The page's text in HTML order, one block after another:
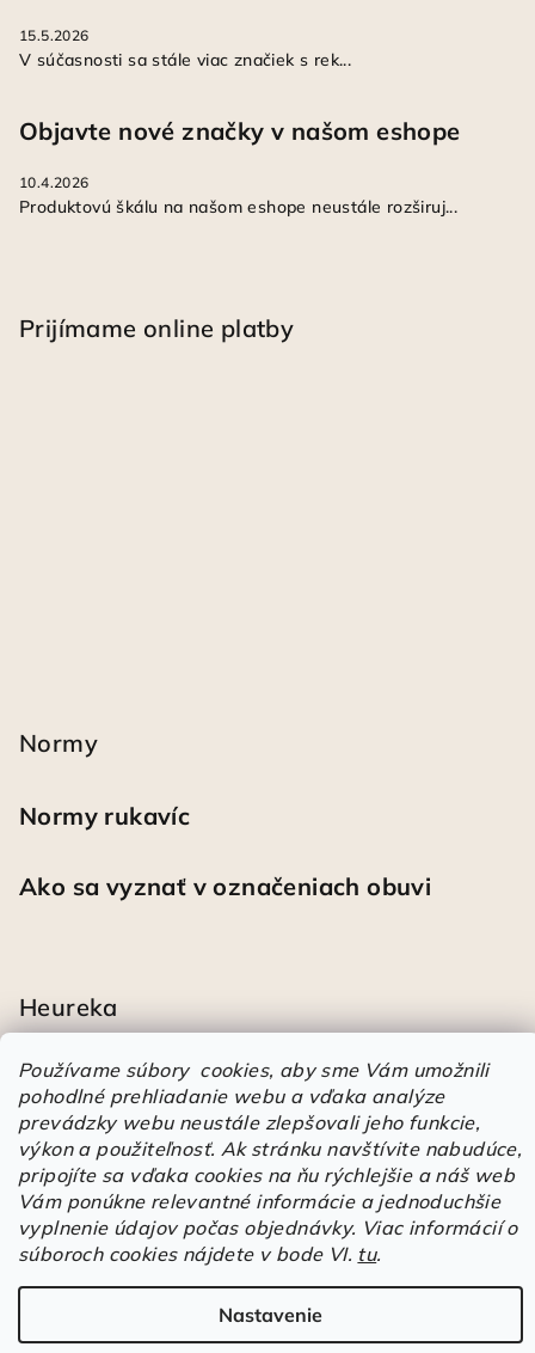
Používame súbory cookies, aby sme Vám umožnili
pohodlné prehliadanie webu a vďaka analýze
prevádzky webu neustále zlepšovali jeho funkcie,
výkon a použiteľnosť. Ak stránku navštívite nabudúce,
pripojíte sa vďaka cookies na ňu rýchlejšie a náš web
Vám ponúkne relevantné informácie a jednoduchšie
vyplnenie údajov počas objednávky. Viac informácií o
súboroch cookies nájdete v bode VI. tu.
Nastavenie
15.5.2026
V súčasnosti sa stále viac značiek s rek...
Objavte nové značky v našom eshope
10.4.2026
Produktovú škálu na našom eshope neustále rozširuj...
Prijímame online platby
Normy
Normy rukavíc
Ako sa vyznať v označeniach obuvi
Heureka
Hodnotenie produktu je 5 z 5 hviezdičiek.
| Mária
Á
r
u
k
e
r
Árukereső.hu
Copyright 2026Elstrote®. Všetky práva vyhradené.Upraviť
nastavenie cookies
Vytvoril Shoptet
JavaScript